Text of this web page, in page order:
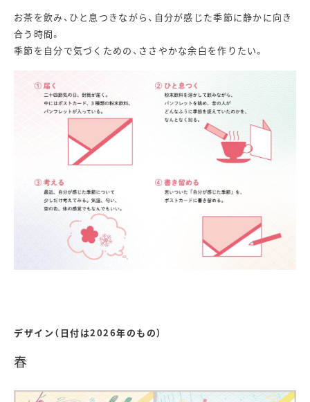
お茶を飲み、ひと息つきながら、自分が感じた季節に静かに向き
合う時間。
季節を自分で気づくための、ささやかな余白を作りたい。
デザイン（日付は2026年のもの）
春